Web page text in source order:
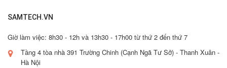
SAMTECH.VN
Giờ làm việc: 8h30 - 12h và 13h30 - 17h00 từ thứ 2 đến thứ 7
Tầng 4 tòa nhà 391 Trường Chinh (Cạnh Ngã Tư Sở) - Thanh Xuân -
Hà Nội